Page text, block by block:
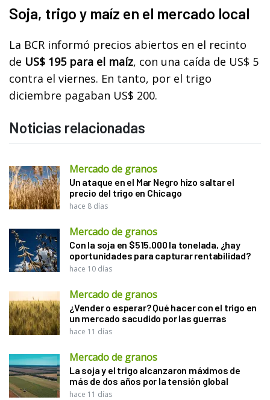
Soja, trigo y maíz en el mercado local
La BCR informó precios abiertos en el recinto
de US$ 195 para el maíz, con una caída de US$ 5
contra el viernes. En tanto, por el trigo
diciembre pagaban US$ 200.
Noticias relacionadas
Mercado de granos
Un ataque en el Mar Negro hizo saltar el
precio del trigo en Chicago
hace 8 días
Mercado de granos
Con la soja en $515.000 la tonelada, ¿hay
oportunidades para capturar rentabilidad?
hace 10 días
Mercado de granos
¿Vender o esperar? Qué hacer con el trigo en
un mercado sacudido por las guerras
hace 11 días
Mercado de granos
La soja y el trigo alcanzaron máximos de
más de dos años por la tensión global
hace 11 días